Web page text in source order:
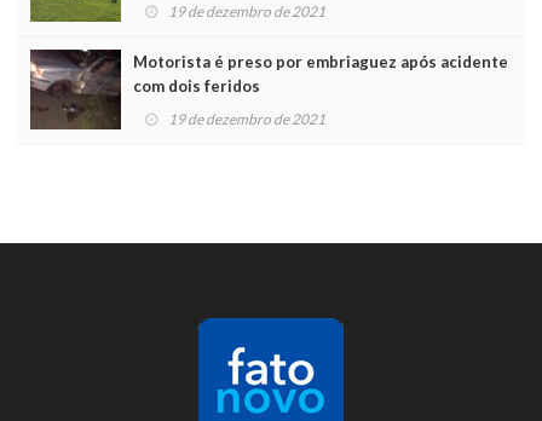
19 de dezembro de 2021
Motorista é preso por embriaguez após acidente
com dois feridos
19 de dezembro de 2021